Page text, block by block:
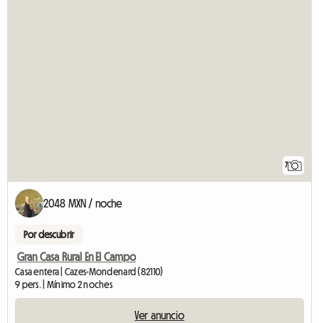
7
2048 MXN / noche
Por descubrir
Gran Casa Rural En El Campo
Casa entera | Cazes-Mondenard (82110)
9 pers. | Mínimo 2 noches
Ver anuncio